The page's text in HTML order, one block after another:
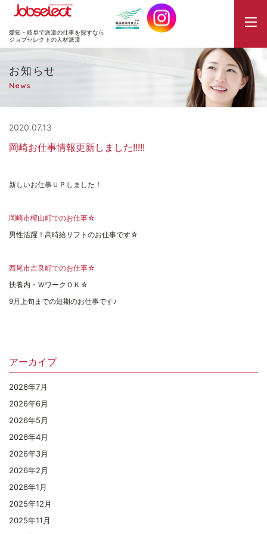
JobSelect
愛知・岐阜で派遣の仕事を探すなら
ジョブセレクトの人材派遣
お知らせ
News
2020.07.13
岡崎お仕事情報更新しました!!!!!
新しいお仕事ＵＰしました！
岡崎市樫山町でのお仕事☆
男性活躍！高時給リフトのお仕事です☆
西尾市吉良町でのお仕事☆
扶養内・ＷワークＯＫ☆
9月上旬までの短期のお仕事です♪
アーカイブ
2026年7月
2026年6月
2026年5月
2026年4月
2026年3月
2026年2月
2026年1月
2025年12月
2025年11月